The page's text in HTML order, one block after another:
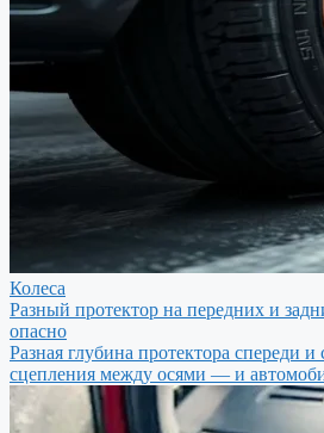
Колеса
Разный протектор на передних и
опасно
Разная глубина протектора спереди и
сцепления между осями — и